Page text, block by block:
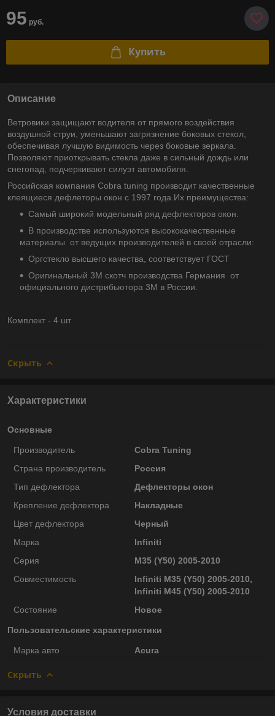
95 руб.
Купить
Описание
Ветровики защищают водителя от прямого воздействия
воздушной струи, уменьшают загрязнение боковых стекол,
обеспечивая лучшую видимость через боковые зеркала.
Позволяют приоткрывать стекла даже в сильный дождь или
снегопад, подчеркивают силуэт автомобиля.
Российская компания Cobra tuning производит качественные
клеящиеся дефлеторы окон с 1997 года.Их преимущества:
Самый широкий модельный ряд дефлекторов окон.
В производстве используются высококачественные
материалы от ведущих производителей в своей отрасли:
Оргстекло высшего качества, соответствует ГОСТ
Оригинальный 3М скотч производства Германия от
официального дистрибьютора 3М в России.
Комплект - 4 шт
Скрыть
Характеристики
Основные
Производитель
Cobra Tuning
Страна производитель
Россия
Тип дефлектора
Дефлекторы окон
Крепление дефлектора
Накладные
Цвет дефлектора
Черный
Марка
Infiniti
Серия
M35 (Y50) 2005-2010
Совместимость
Infiniti M35 (Y50) 2005-2010,
Infiniti M45 (Y50) 2005-2010
Состояние
Новое
Пользовательские характеристики
Марка авто Acura
Скрыть
Условия доставки